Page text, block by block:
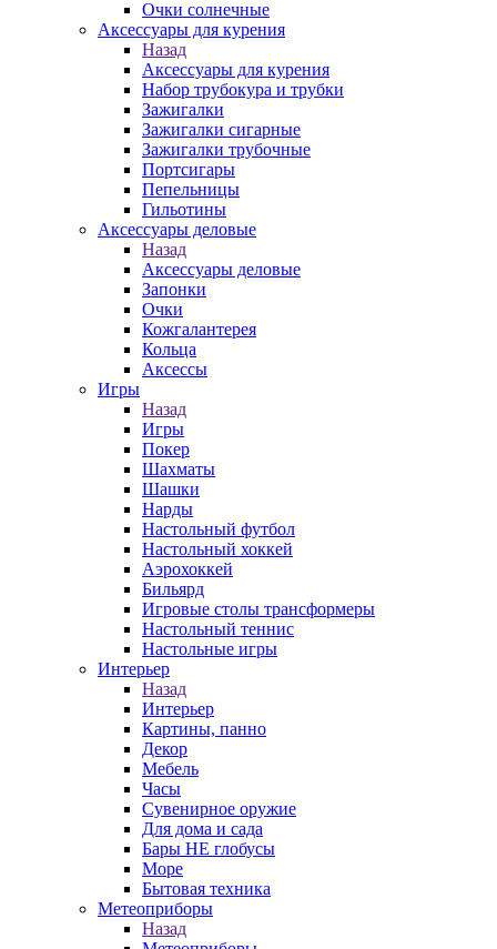
Очки солнечные
Аксессуары для курения
Назад
Аксессуары для курения
Набор трубокура и трубки
Зажигалки
Зажигалки сигарные
Зажигалки трубочные
Портсигары
Пепельницы
Гильотины
Аксессуары деловые
Назад
Аксессуары деловые
Запонки
Очки
Кожгалантерея
Кольца
Аксессы
Игры
Назад
Игры
Покер
Шахматы
Шашки
Нарды
Настольный футбол
Настольный хоккей
Аэрохоккей
Бильярд
Игровые столы трансформеры
Настольный теннис
Настольные игры
Интерьер
Назад
Интерьер
Картины, панно
Декор
Мебель
Часы
Сувенирное оружие
Для дома и сада
Бары НЕ глобусы
Море
Бытовая техника
Метеоприборы
Назад